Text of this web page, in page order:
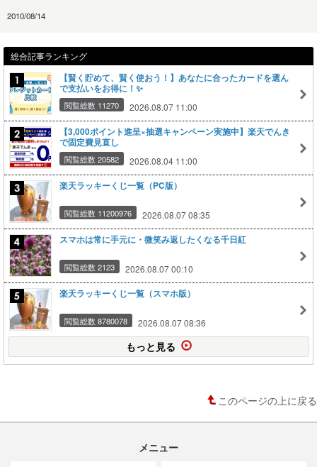
2010/08/14
総合記事ランキング
【賢く貯めて、賢く使おう！】あなたに合ったカードを選ん
で支払いをお得に！✨
閲覧総数 11270 2026.08.07 11:00
【3,000ポイント進呈×抽選キャンペーン実施中】楽天でんき
で固定費見直し
閲覧総数 20582 2026.08.04 11:00
楽天ラッキーくじ一覧（PC版）
閲覧総数 11200976 2026.08.07 08:35
スマホは常に手元に・微笑み返したくなる千日紅
閲覧総数 2123 2026.08.07 00:10
楽天ラッキーくじ一覧（スマホ版）
閲覧総数 8780078 2026.08.07 08:36
もっと見る
このページの上に戻る
メニュー